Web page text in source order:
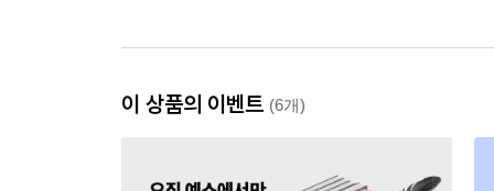
이 상품의 이벤트 (6개)